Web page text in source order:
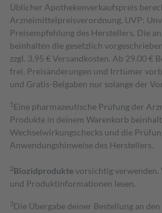
Üblicher Apothekenverkaufspreis
Arzneimittelpreisverordnung. UVP:
Preisempfehlung des Herstellers. Die
beinhalten die gesetzlich
zzgl. 3,95 € Versandkosten. Ab 29,00 €
frei. Preisänderungen und Irrtümer
und Gratis-Beigaben nur solange der
1 Eine pharmazeutische Prüfung der
Produkte in deinem Warenkorb
Wechselwirkungschecks und die
Anwendungshinweise des Herstellers.
2Biozidproduktevorsichtig verwenden.
und Produktinformationen lesen.
3Die Übergabe deiner Bestellung an